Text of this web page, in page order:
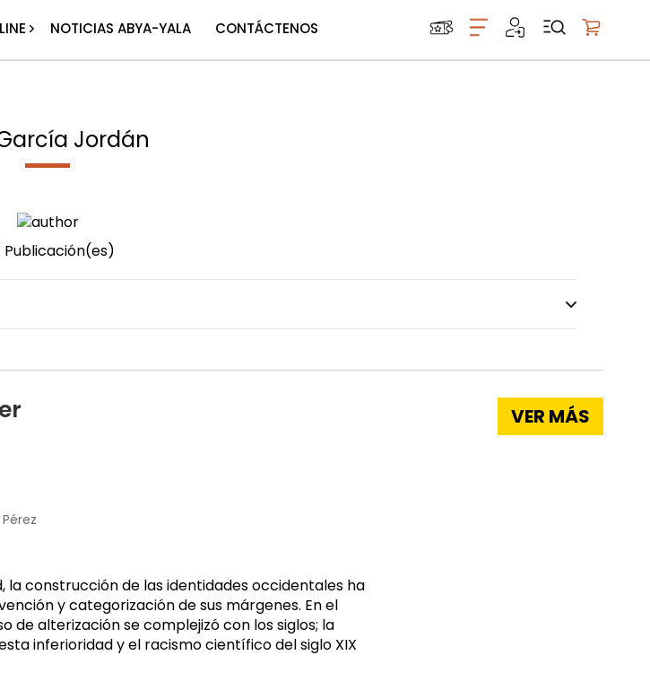
NOTICIAS ABYA-YALA CONTÁCTENOS
Jordán
Publicación(es)
Femenino
la construcción de las identidades occidentales ha
y categorización de sus márgenes. En el
alterización se complejizó con los siglos; la
inferioridad y el racismo científico del siglo XIX
VER MÁS